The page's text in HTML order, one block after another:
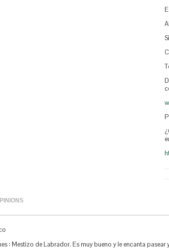
: Mestizo de Labrador. Es muy bueno y le encanta pasear